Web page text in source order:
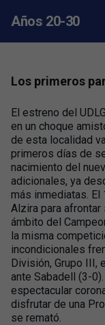
Años 20-30
Los primeros
El estreno del
en un choque
de esta localidad
primeros días de
nacimiento del
adicionales, ya
más inmediatas. El
Alzira para
ámbito del
la misma
incondicionales
División, Grupo III,
ante Sabadell (3-
espectacular
disfrutar de una
se remató.